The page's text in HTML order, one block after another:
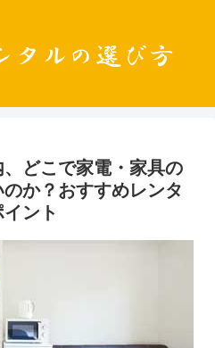
どこで家電・家具の
か？おすすめレンタ
ント